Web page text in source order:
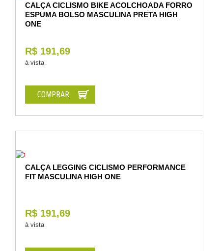
CALÇA CICLISMO BIKE ACOLCHOADA FORRO
ESPUMA BOLSO MASCULINA PRETA HIGH
ONE
R$ 191,69
à vista
COMPRAR
CALÇA LEGGING CICLISMO PERFORMANCE
FIT MASCULINA HIGH ONE
R$ 191,69
à vista